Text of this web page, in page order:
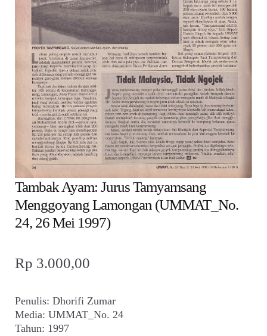
child
menu
Alamat
Rekening
Reseller
Tambak Ayam: Jurus Tamyamsang
Menggoyang Lamongan (UMMAT_No.
24, 26 Mei 1997)
Rp 3.000,00
Penulis: Dhorifi Zumar
Media: UMMAT_No. 24
Tahun: 1997